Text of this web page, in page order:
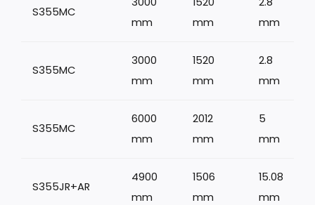
S355MC
mm
mm
mm
S355MC
3000
mm
1520
mm
2.8
mm
S355MC
6000
mm
2012
mm
5
mm
S355JR+AR
4900
mm
1506
mm
15.08
mm